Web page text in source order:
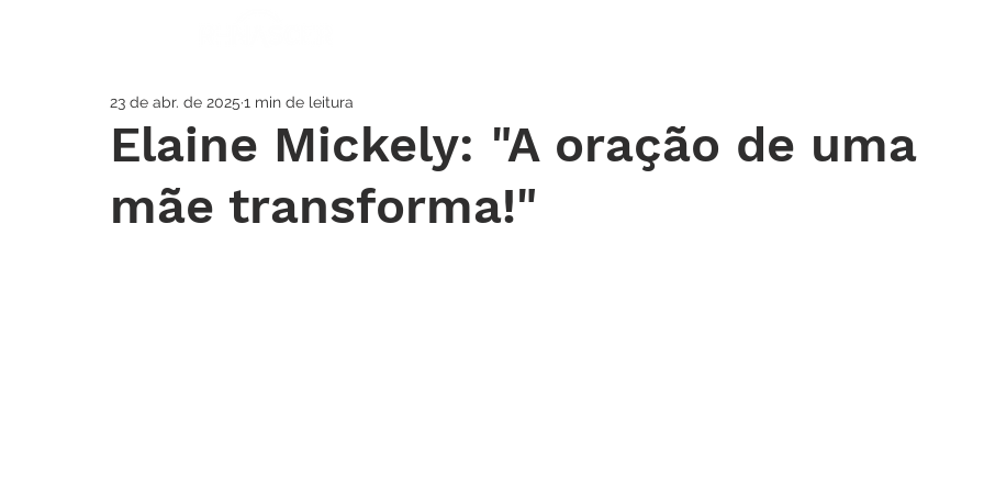
Elaine Mickely: "A oração de uma
mãe transforma!"
23 de abr. de 2025 1 min de leitura